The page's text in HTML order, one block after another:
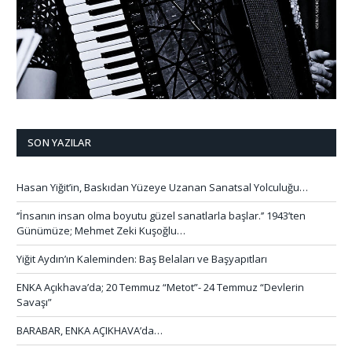
SON YAZILAR
Hasan Yiğit’in, Baskıdan Yüzeye Uzanan Sanatsal Yolculuğu…
‘’İnsanın insan olma boyutu güzel sanatlarla başlar.’’ 1943’ten
Günümüze; Mehmet Zeki Kuşoğlu…
Yiğit Aydın’ın Kaleminden: Baş Belaları ve Başyapıtları
ENKA Açıkhava’da; 20 Temmuz “Metot”- 24 Temmuz “Devlerin
Savaşı”
BARABAR, ENKA AÇIKHAVA’da…